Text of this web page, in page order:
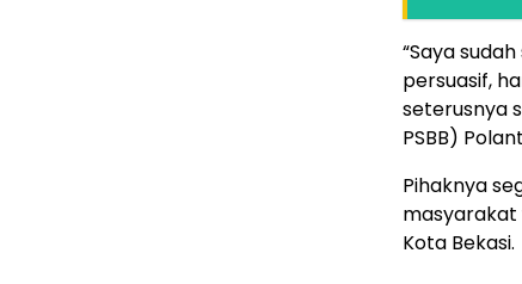
“Saya
persuasif,
seterusnya
PSBB)
Pihaknya
masyarakat
Kota Bekasi.